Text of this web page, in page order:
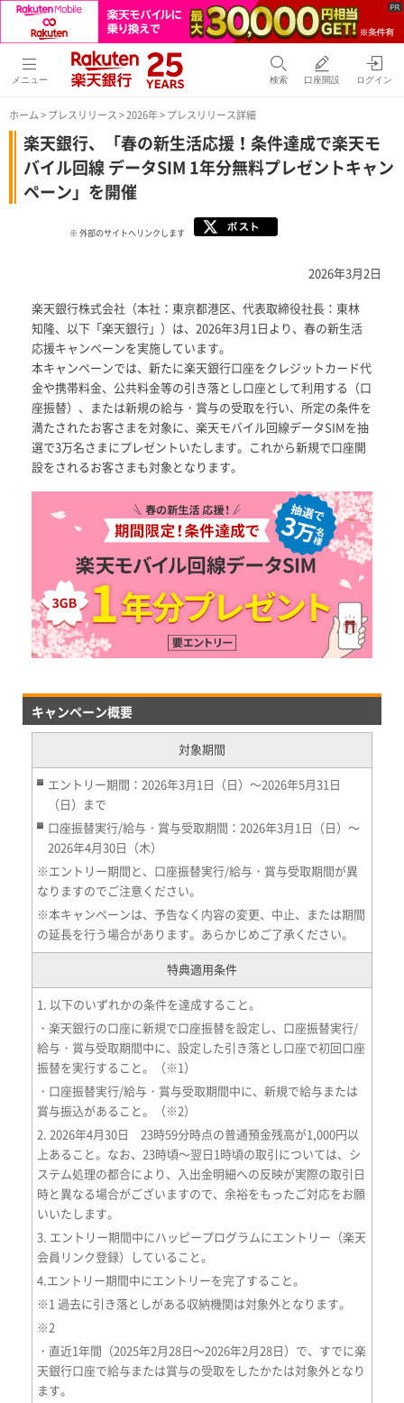
メニュー 検索 口座開設 ログイン
ホーム>プレスリリース>2026年> プレスリリース詳細
楽天銀行、「春の新生活応援！条件達成で楽天モ
バイル回線 データSIM 1年分無料プレゼントキャン
ペーン」を開催
※ 外部のサイトへリンクします
2026年3月2日
楽天銀行株式会社（本社：東京都港区、代表取締役社長：東林
知隆、以下「楽天銀行」）は、2026年3月1日より、春の新生活
応援キャンペーンを実施しています。
本キャンペーンでは、新たに楽天銀行口座をクレジットカード代
金や携帯料金、公共料金等の引き落とし口座として利用する（口
座振替）、または新規の給与・賞与の受取を行い、所定の条件を
満たされたお客さまを対象に、楽天モバイル回線データSIMを抽
選で3万名さまにプレゼントいたします。これから新規で口座開
設をされるお客さまも対象となります。
キャンペーン概要
対象期間
エントリー期間：2026年3月1日（日）～2026年5月31日
（日）まで
口座振替実行/給与・賞与受取期間：2026年3月1日（日）～
2026年4月30日（木）
※エントリー期間と、口座振替実行/給与・賞与受取期間が異
なりますのでご注意ください。
※本キャンペーンは、予告なく内容の変更、中止、または期間
の延長を行う場合があります。あらかじめご了承ください。
特典適用条件
1. 以下のいずれかの条件を達成すること。
・楽天銀行の口座に新規で口座振替を設定し、口座振替実行/
給与・賞与受取期間中に、設定した引き落とし口座で初回口座
振替を実行すること。（※1）
・口座振替実行/給与・賞与受取期間中に、新規で給与または
賞与振込があること。（※2）
2. 2026年4月30日 23時59分時点の普通預金残高が1,000円以
上あること。なお、23時頃～翌日1時頃の取引については、シ
ステム処理の都合により、入出金明細への反映が実際の取引日
時と異なる場合がございますので、余裕をもったご対応をお願
いいたします。
3. エントリー期間中にハッピープログラムにエントリー（楽天
会員リンク登録）していること。
4.エントリー期間中にエントリーを完了すること。
※1 過去に引き落としがある収納機関は対象外となります。
※2
・直近1年間（2025年2月28日～2026年2月28日）で、すでに楽
天銀行口座で給与または賞与の受取をしたかたは対象外となり
ます。